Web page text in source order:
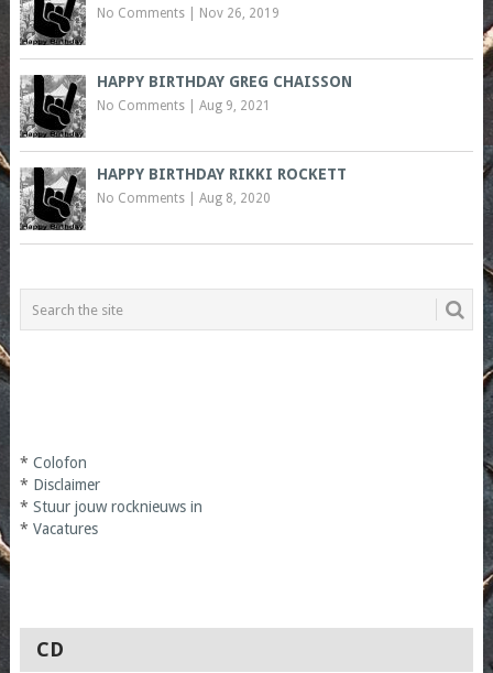
No Comments| Nov 26, 2019
HAPPY BIRTHDAY GREG CHAISSON
No Comments| Aug 9, 2021
HAPPY BIRTHDAY RIKKI ROCKETT
No Comments| Aug 8, 2020
* Colofon
* Disclaimer
* Stuur jouw rocknieuws in
* Vacatures
CD